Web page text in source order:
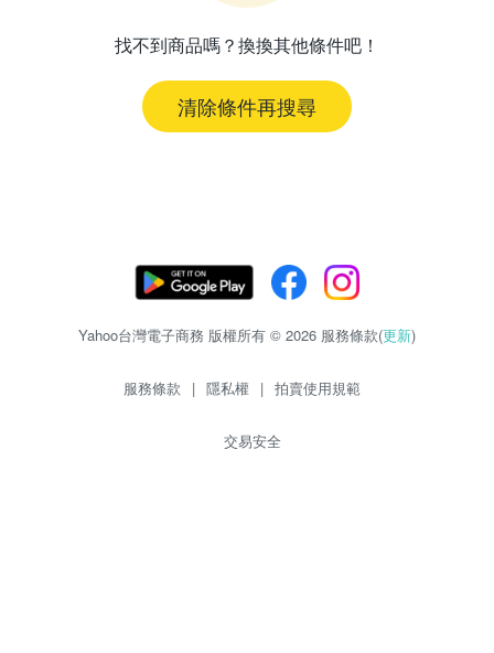
找不到商品嗎？換換其他條件吧！
清除條件再搜尋
Yahoo台灣電子商務 版權所有 © 2026 服務條款(更新)
服務條款 | 隱私權 | 拍賣使用規範
交易安全